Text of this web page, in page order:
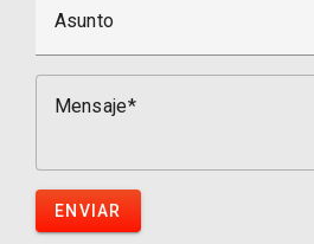
Asunto
Mensaje
ENVIAR